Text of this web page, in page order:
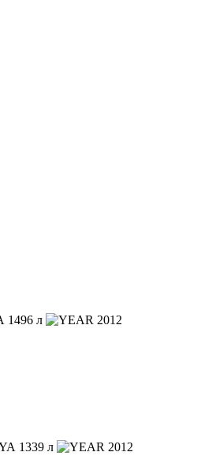
1496 л 2012
1339 л 2012